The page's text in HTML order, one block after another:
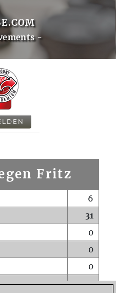
-
Fritz
6
31
0
0
0
0